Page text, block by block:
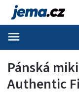
Pánská
Authentic